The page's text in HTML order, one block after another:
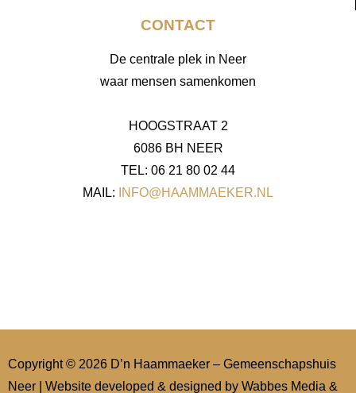
CONTACT
De centrale plek in Neer
waar mensen samenkomen
HOOGSTRAAT 2
6086 BH NEER
TEL: 06 21 80 02 44
MAIL:
INFO@HAAMMAEKER.NL
Copyright © 2026 D’n Haammaeker – Gemeenschapshuis
Neer | Website developed & designed by Wabbes Media &